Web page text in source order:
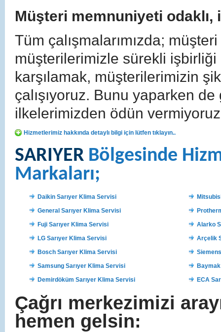
Müşteri memnuniyeti
Tüm çalışmalarımızda;
müşterilerimizle sürekli
karşılamak, müşterilerimizin
çalışıyoruz. Bunu yaparken
ilkelerimizden ödün
Hizmetlerimiz hakkında detaylı bilgi için lütfen tıklayın..
SARIYER Bölgesinde
Markaları;
Daikin Sarıyer Klima Servisi
General Sarıyer Klima Servisi
Fuji Sarıyer Klima Servisi
Alarko
LG Sarıyer Klima Servisi
Arçelik
Bosch Sarıyer Klima Servisi
Samsung Sarıyer Klima Servisi
Demirdöküm Sarıyer Klima Servisi
ECA
Çağrı merkezimizi
hemen gelsin: